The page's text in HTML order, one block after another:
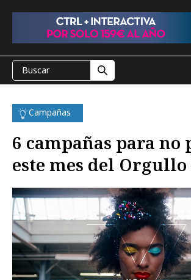
Campañas
6 campañas para no
este mes del Orgullo